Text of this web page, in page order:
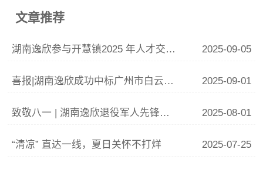
文章推荐
湖南逸欣参与开慧镇2025 年人才交流座谈会暨奖学行动 2025-09-05
喜报|湖南逸欣成功中标广州市白云国际机场南方航空特殊旅客便捷服务项目 2025-09-01
致敬八一 | 湖南逸欣退役军人先锋队成立了！ 2025-08-01
“清凉” 直达一线，夏日关怀不打烊 2025-07-25